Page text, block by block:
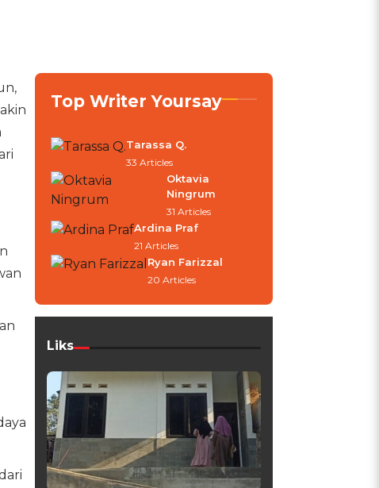
Top Writer Yoursay
Tarassa Q.
33 Articles
Oktavia
Ningrum
31 Articles
Ardina Praf
21 Articles
Ryan Farizzal
20 Articles
Liks